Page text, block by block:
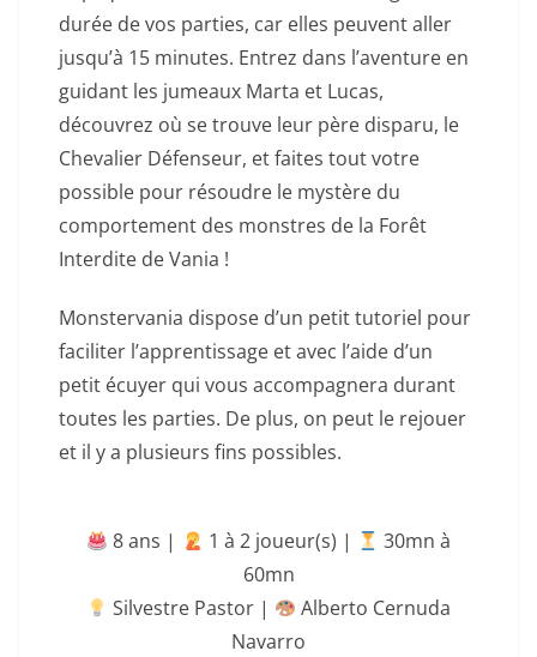
durée de vos parties, car elles peuvent aller
jusqu’à 15 minutes. Entrez dans l’aventure en
guidant les jumeaux Marta et Lucas,
découvrez où se trouve leur père disparu, le
Chevalier Défenseur, et faites tout votre
possible pour résoudre le mystère du
comportement des monstres de la Forêt
Interdite de Vania !
Monstervania dispose d’un petit tutoriel pour
faciliter l’apprentissage et avec l’aide d’un
petit écuyer qui vous accompagnera durant
toutes les parties. De plus, on peut le rejouer
et il y a plusieurs fins possibles.
8 ans | ‍ 1 à 2 joueur(s) |
30mn à
60mn
Silvestre Pastor |
Alberto Cernuda
Navarro